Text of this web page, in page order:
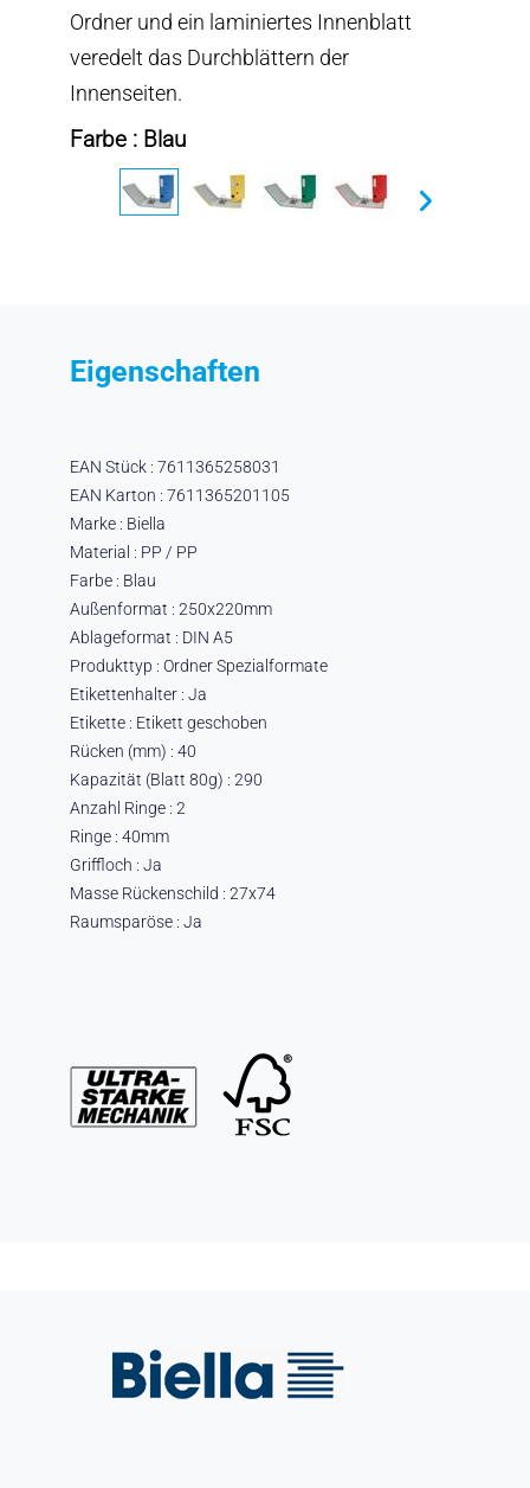
Ordner und ein laminiertes Innenblatt
veredelt das Durchblättern der
Innenseiten.
Farbe : Blau
Eigenschaften
EAN Stück : 7611365258031
EAN Karton : 7611365201105
Marke : Biella
Material : PP / PP
Farbe : Blau
Außenformat : 250x220mm
Ablageformat : DIN A5
Produkttyp : Ordner Spezialformate
Etikettenhalter : Ja
Etikette : Etikett geschoben
Rücken (mm) : 40
Kapazität (Blatt 80g) : 290
Anzahl Ringe : 2
Ringe : 40mm
Griffloch : Ja
Masse Rückenschild : 27x74
Raumsparöse : Ja